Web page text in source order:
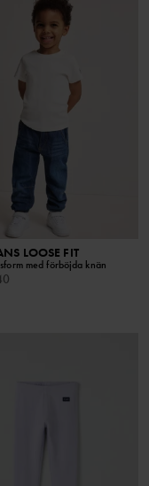
LOOSE FIT
med förböjda knän